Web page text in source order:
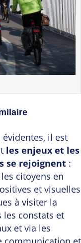
il est
les enjeux et les
se rejoignent :
citoyens en
et visuelles
à visiter la
les constats et
et via les